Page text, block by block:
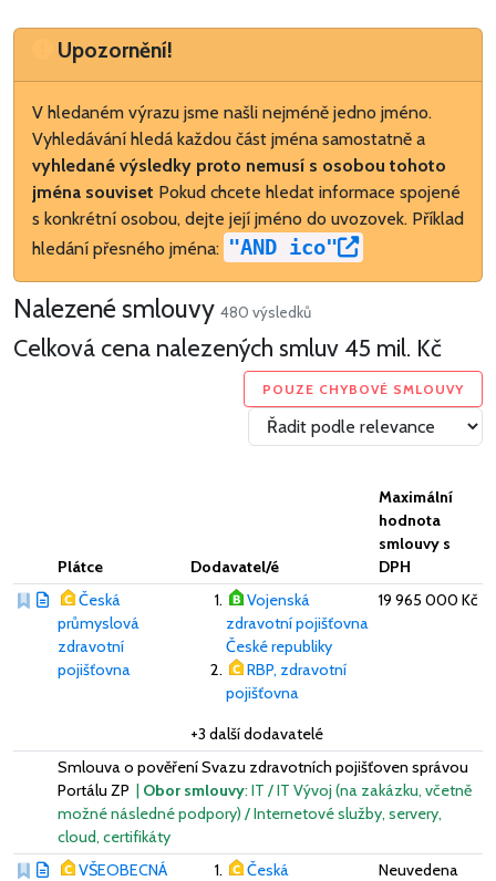
Upozornění
Upozornění!
V hledaném výrazu jsme našli nejméně jedno jméno.
Vyhledávání hledá každou část jména samostatně a
vyhledané výsledky proto nemusí s osobou tohoto
jména souviset Pokud chcete hledat informace spojené
s konkrétní osobou, dejte její jméno do uvozovek. Příklad
hledání přesného jména: "AND ico"
Nalezené smlouvy 480 výsledků
Celková cena nalezených smluv45 mil. Kč
POUZE CHYBOVÉ SMLOUVY
Plátce Dodavatel/é
Maximální
hodnota
smlouvy s
DPH
Česká
průmyslová
zdravotní
pojišťovna
Vojenská
zdravotní pojišťovna
České republiky
RBP, zdravotní
pojišťovna
+3 další dodavatelé
19 965 000 Kč
Smlouva o pověření Svazu zdravotních pojišťoven správou
Portálu ZP | Obor smlouvy: IT / IT Vývoj (na zakázku, včetně
možné následné podpory) / Internetové služby, servery,
cloud, certifikáty
VŠEOBECNÁ
Česká
Neuvedena